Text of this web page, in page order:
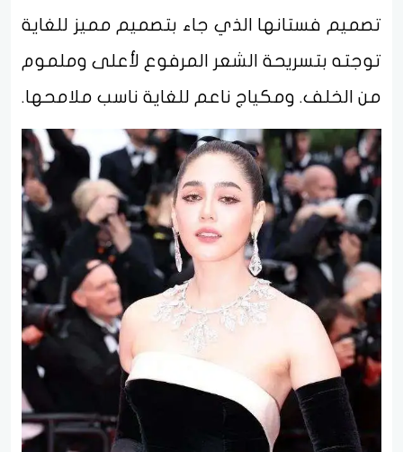
تصميم فستانها الذي جاء بتصميم مميز للغاية
توجته بتسريحة الشعر المرفوع لأعلى وملموم
من الخلف. ومكياج ناعم للغاية ناسب ملامحها.